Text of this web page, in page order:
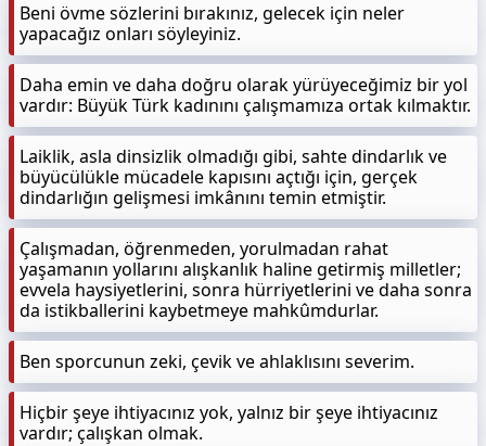
Beni övme sözlerini bırakınız, gelecek için neler
yapacağız onları söyleyiniz.
Daha emin ve daha doğru olarak yürüyeceğimiz bir yol
vardır: Büyük Türk kadınını çalışmamıza ortak kılmaktır.
Laiklik, asla dinsizlik olmadığı gibi, sahte dindarlık ve
büyücülükle mücadele kapısını açtığı için, gerçek
dindarlığın gelişmesi imkânını temin etmiştir.
Çalışmadan, öğrenmeden, yorulmadan rahat
yaşamanın yollarını alışkanlık haline getirmiş milletler;
evvela haysiyetlerini, sonra hürriyetlerini ve daha sonra
da istikballerini kaybetmeye mahkûmdurlar.
Ben sporcunun zeki, çevik ve ahlaklısını severim.
Hiçbir şeye ihtiyacınız yok, yalnız bir şeye ihtiyacınız
vardır; çalışkan olmak.